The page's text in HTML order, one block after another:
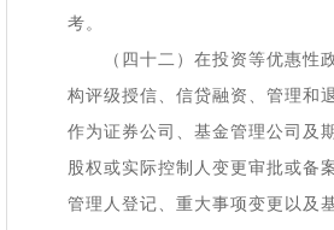
考。
（四十二）在投资等优惠性
构评级授信、信贷融资、管理和
作为证券公司、基金管理公司及
股权或实际控制人变更审批或备
管理人登记、重大事项变更以及